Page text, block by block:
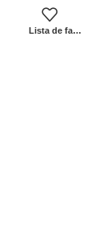
Lista de favoritos